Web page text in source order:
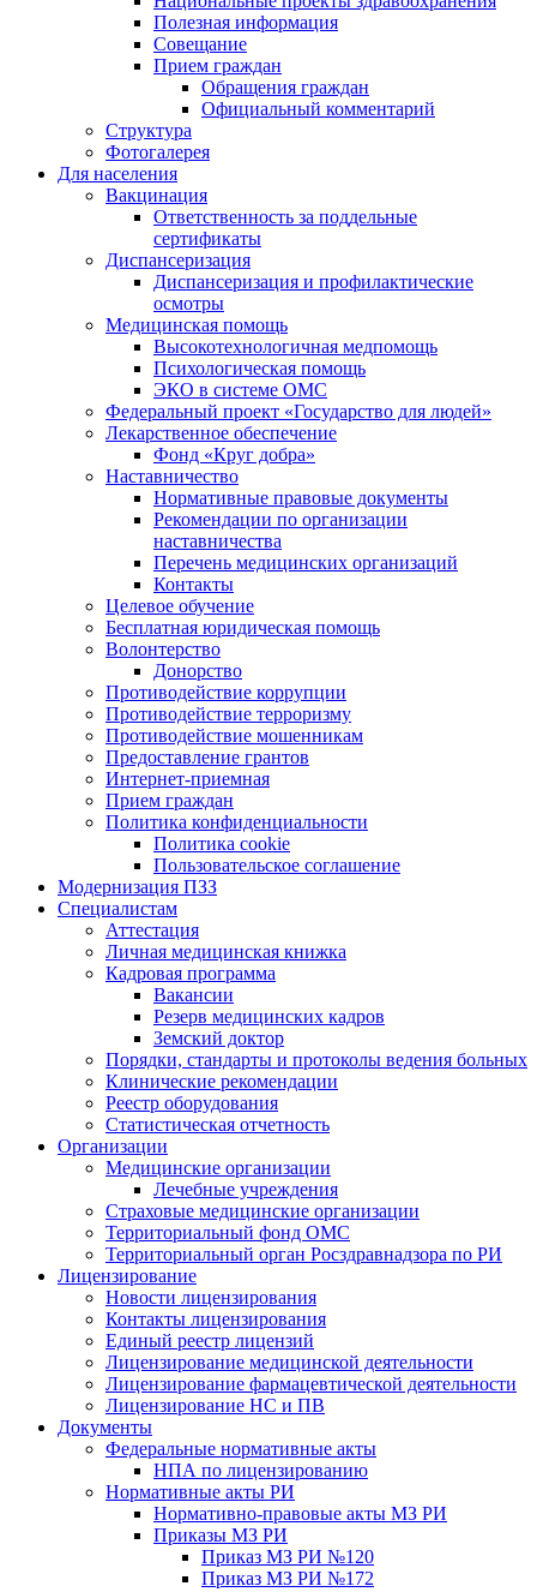
Полезная информация
Совещание
Прием граждан
Обращения граждан
Официальный комментарий
Структура
Фотогалерея
Для населения
Вакцинация
Ответственность за поддельные
сертификаты
Диспансеризация
Диспансеризация и профилактические
осмотры
Медицинская помощь
Высокотехнологичная медпомощь
Психологическая помощь
ЭКО в системе ОМС
Федеральный проект «Государство для людей»
Лекарственное обеспечение
Фонд «Круг добра»
Наставничество
Нормативные правовые документы
Рекомендации по организации
наставничества
Перечень медицинских организаций
Контакты
Целевое обучение
Бесплатная юридическая помощь
Волонтерство
Донорство
Противодействие коррупции
Противодействие терроризму
Противодействие мошенникам
Предоставление грантов
Интернет-приемная
Прием граждан
Политика конфиденциальности
Политика cookie
Пользовательское соглашение
Модернизация ПЗЗ
Специалистам
Аттестация
Личная медицинская книжка
Кадровая программа
Вакансии
Резерв медицинских кадров
Земский доктор
Порядки, стандарты и протоколы ведения больных
Клинические рекомендации
Реестр оборудования
Статистическая отчетность
Организации
Медицинские организации
Лечебные учреждения
Страховые медицинские организации
Территориальный фонд ОМС
Территориальный орган Росздравнадзора по РИ
Лицензирование
Новости лицензирования
Контакты лицензирования
Единый реестр лицензий
Лицензирование медицинской деятельности
Лицензирование фармацевтической деятельности
Лицензирование НС и ПВ
Документы
Федеральные нормативные акты
НПА по лицензированию
Нормативные акты РИ
Нормативно-правовые акты МЗ РИ
Приказы МЗ РИ
Приказ МЗ РИ №120
Приказ МЗ РИ №172